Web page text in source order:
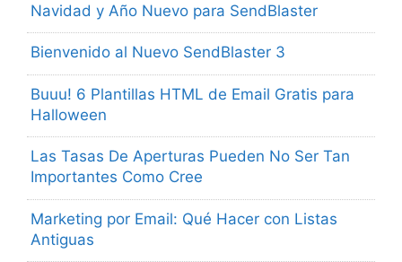
Navidad y Año Nuevo para SendBlaster
Bienvenido al Nuevo SendBlaster 3
Buuu! 6 Plantillas HTML de Email Gratis para
Halloween
Las Tasas De Aperturas Pueden No Ser Tan
Importantes Como Cree
Marketing por Email: Qué Hacer con Listas
Antiguas